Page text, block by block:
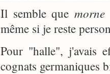
Il semble que morne
même si je reste
Pour "halle", j'avais
cognats germaniques